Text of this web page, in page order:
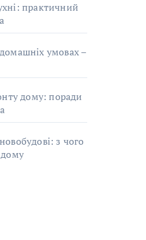
практичний
умовах –
дому: поради
з чого